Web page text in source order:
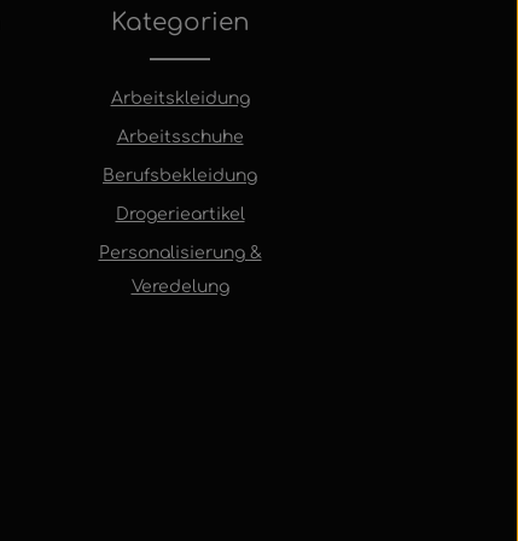
Kategorien
Arbeitskleidung
Arbeitsschuhe
Berufsbekleidung
Drogerieartikel
Personalisierung &
Veredelung